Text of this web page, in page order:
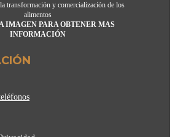
transformación y comercialización de los
alimentos
IMAGEN PARA OBTENER MAS
INFORMACIÓN